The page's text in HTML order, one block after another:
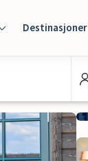
Destinasjoner